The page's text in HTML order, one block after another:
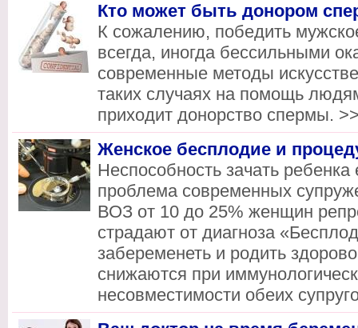
Кто может быть донором
К сожалению, победить
всегда, иногда бессильными
современные методы
таких случаях на помощь
приходит донорство спермы.
Женское бесплодие и
Неспособность зачать
проблема современных
ВОЗ от 10 до 25% женщин
страдают от диагноза
забеременеть и родить
снижаются при
несовместимости обеих